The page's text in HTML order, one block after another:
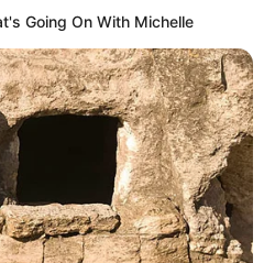
Going On With Michelle